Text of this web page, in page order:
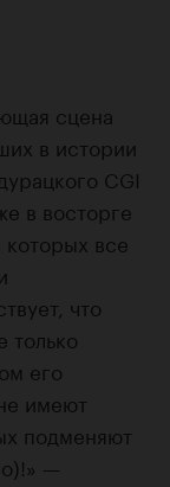
сцена
в истории
CGI
в восторге
все
что
только
его
имеют
подменяют
—